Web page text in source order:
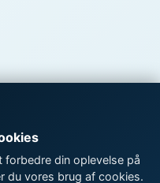
din oplevelse på
du vores brug af cookies.